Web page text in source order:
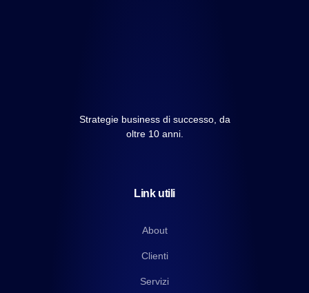
Strategie business di successo, da
oltre 10 anni.
Link utili
About
Clienti
Servizi